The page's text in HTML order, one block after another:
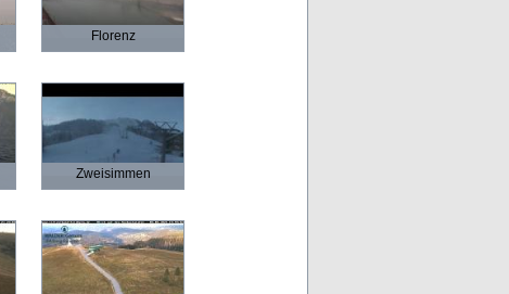
Florenz
Zweisimmen